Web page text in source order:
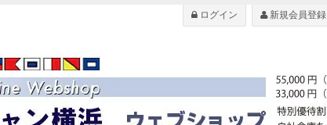
ログイン 新規会員登録